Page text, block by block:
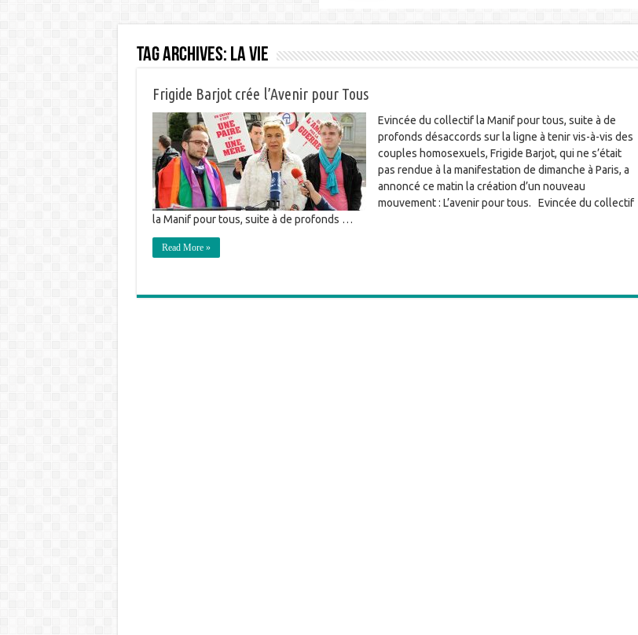
Tag Archives: la vie
Frigide Barjot crée l’Avenir pour Tous
Evincée du collectif la Manif pour tous, suite à de
profonds désaccords sur la ligne à tenir vis-à-vis des
couples homosexuels, Frigide Barjot, qui ne s’était
pas rendue à la manifestation de dimanche à Paris, a
annoncé ce matin la création d’un nouveau
mouvement : L’avenir pour tous. Evincée du collectif
la Manif pour tous, suite à de profonds …
Read More »